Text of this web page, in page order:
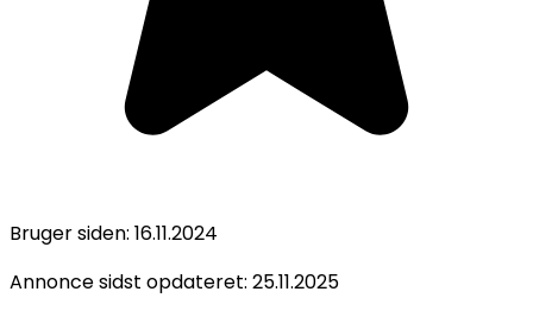
Bruger siden: 16.11.2024
Annonce sidst opdateret: 25.11.2025